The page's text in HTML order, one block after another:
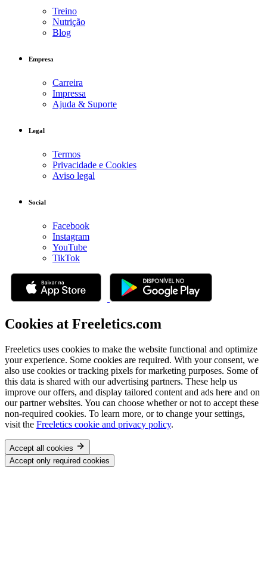
Treino
Nutrição
Blog
Empresa
Carreira
Impressa
Ajuda & Suporte
Legal
Termos
Privacidade e Cookies
Aviso legal
Social
Facebook
Instagram
YouTube
TikTok
Cookies at Freeletics.com
Freeletics uses cookies to make the website functional and optimize
your experience. Some cookies are required. With your consent, we
also use cookies or tracking pixels for marketing purposes. Some of
this data is shared with our advertising partners. These help us
improve our offers, and display tailored content and ads here and on
our partner websites. You can choose whether or not to accept these
non-required cookies. To learn more, or to change your settings,
visit the Freeletics cookie and privacy policy.
Accept all cookies
Accept only required cookies